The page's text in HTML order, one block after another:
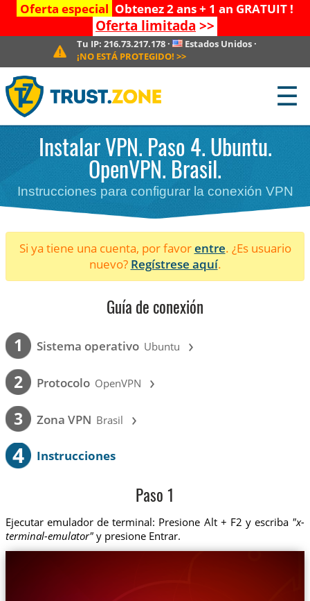
Oferta especial Obtenez 2 ans + 1 an GRATUIT !
Oferta limitada >>
Tu IP: 216.73.217.178· Estados Unidos ·
¡NO ESTÁ PROTEGIDO! >>
☰
Instalar VPN. Paso 4. Ubuntu.
OpenVPN. Brasil.
Instrucciones para configurar la conexión VPN
Si ya tiene una cuenta, por favorentre. ¿Es usuario
nuevo? Regístrese aquí.
Guía de conexión
1 Sistema operativo Ubuntu ›
2 Protocolo OpenVPN ›
3 Zona VPN Brasil ›
4 Instrucciones
Paso 1
Ejecutar emulador de terminal: Presione Alt + F2 y escriba "x-
terminal-emulator"y presione Entrar.